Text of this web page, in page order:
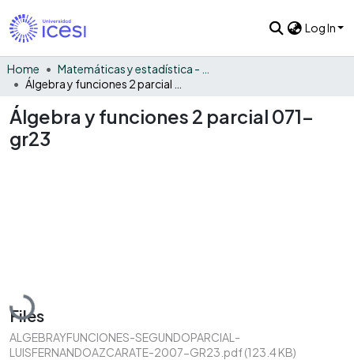
Log In
Home
Álgebra y funciones 2 parcial 071-
gr23
Loading...
Files
ALGEBRAYFUNCIONES-SEGUNDOPARCIAL-
LUISFERNANDOAZCARATE-2007-GR23.pdf(123.4 KB)